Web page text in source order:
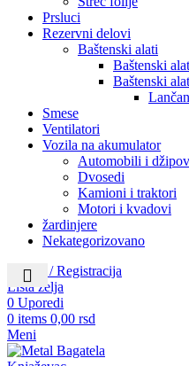
Prsluci
Rezervni delovi
Baštenski alati
Baštenski
Baštenski
Smese
Ventilatori
Vozila na akumulator
Automobili i
Dvosedi
Kamioni i traktori
Motori i kvadovi
žardinjere
Nekategorizovano
Prijava / Registracija
Lista želja
0 Uporedi
0 items 0,00 rsd
Meni